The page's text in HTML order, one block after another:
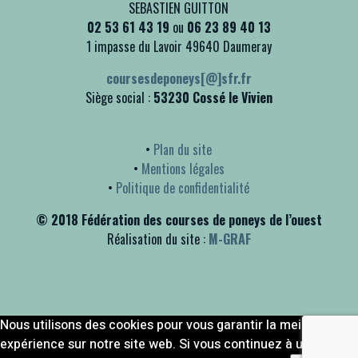
SEBASTIEN GUITTON
02 53 61 43 19 ou 06 23 89 40 13
1 impasse du Lavoir 49640 Daumeray
coursesdeponeys[@]sfr.fr
Siège social : 53230 Cossé le Vivien
• Plan du site
• Mentions légales
• Politique de confidentialité
© 2018 Fédération des courses de poneys de l’ouest
Réalisation du site : M-GRAF
Nous utilisons des cookies pour vous garantir la meilleure
expérience sur notre site web. Si vous continuez à utiliser ce